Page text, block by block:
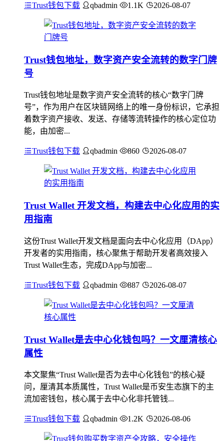
Trust钱包下载 qbadmin 1.1K 2026-08-07
Trust钱包地址，数字资产安全流转的数字门牌
号
Trust钱包地址是数字资产安全流转的核心“数字门牌
号”，作为用户在区块链网络上的唯一身份标识，它承担
着数字资产接收、发送、存储等流转操作的核心定位功
能，由加密...
Trust钱包下载 qbadmin 860 2026-08-07
Trust Wallet 开发文档，构建去中心化应用的实
用指南
这份Trust Wallet开发文档是面向去中心化应用（DApp）
开发者的实用指南，核心聚焦于帮助开发者高效接入
Trust Wallet生态，完成DApp与加密...
Trust钱包下载 qbadmin 887 2026-08-07
Trust Wallet是去中心化钱包吗？一文厘清核心
属性
本文聚焦“Trust Wallet是否为去中心化钱包”的核心疑
问，厘清其本质属性，Trust Wallet是币安生态旗下的主
流加密钱包，核心属于去中心化非托管钱...
Trust钱包下载 qbadmin 1.2K 2026-08-06